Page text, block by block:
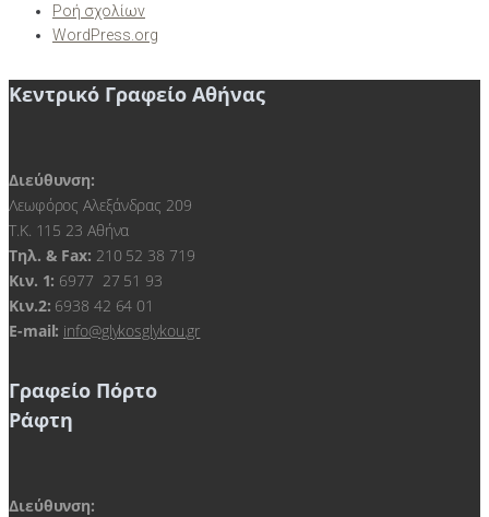
Ροή σχολίων
WordPress.org
Κεντρικό Γραφείο Αθήνας
Διεύθυνση:
Λεωφόρος Αλεξάνδρας 209
Τ.Κ. 115 23 Αθήνα
Τηλ. & Fax: 210 52 38 719
Kιν. 1: 6977 27 51 93
Κιν.2: 6938 42 64 01
E-mail: info@glykosglykou.gr
Γραφείο Πόρτο
Ράφτη
Διεύθυνση: